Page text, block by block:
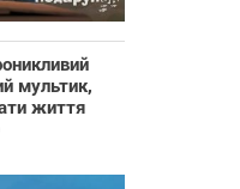
мультик,
життя